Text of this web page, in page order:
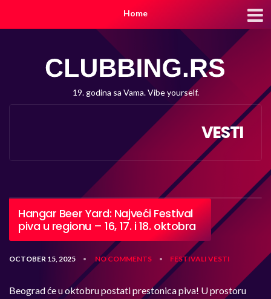
Home
19. godina sa Vama. Vibe yourself.
VESTI
Hangar Beer Yard: Najveći Festival
piva u regionu – 16, 17. i 18. oktobra
OCTOBER 15, 2025 • NO COMMENTS • FESTIVALI VESTI
Beograd će u oktobru postati prestonica piva! U prostoru